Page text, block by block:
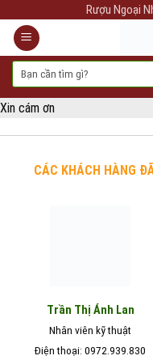
content
Rượu Ngoại
kiếm:
Xin cám ơn
CÁC KHÁCH HÀNG
Trần Thị Ánh Lan
Nhân viên kỹ thuật
Điện thoại: 0972.939.830